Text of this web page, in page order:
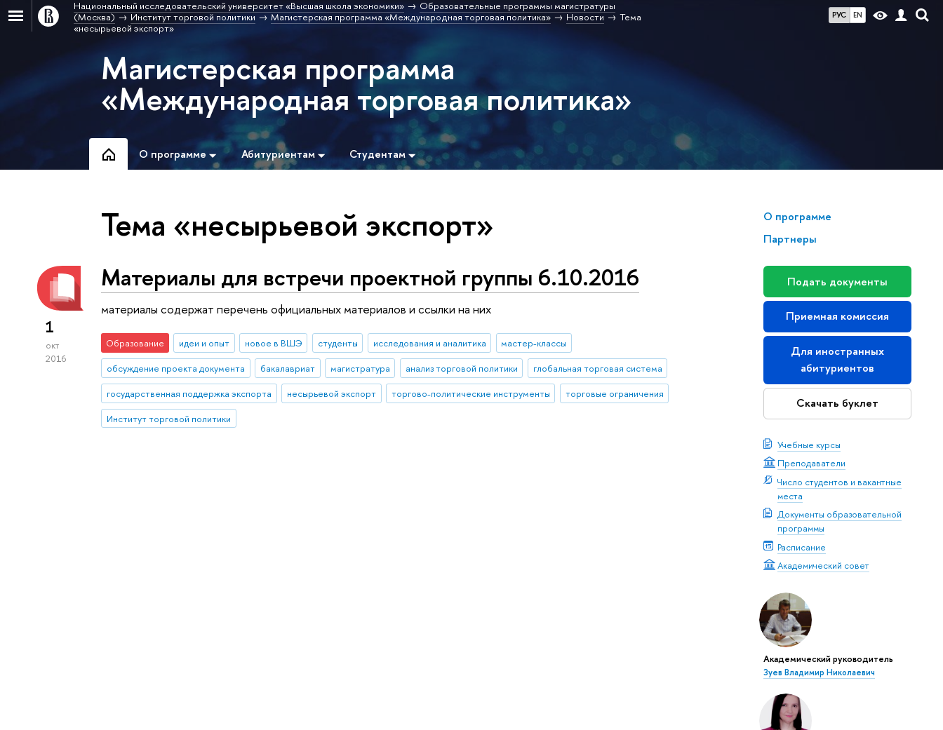
РУС EN
Национальный исследовательский университет «Высшая школа экономики»
Образовательные программы магистратуры
(Москва)
Институт торговой политики Магистерская программа «Международная торговая политика» Новости
Тема
«несырьевой экспорт»
Магистерская программа
«Международная торговая политика»
О программе Абитуриентам Студентам
О программе
Партнеры
Подать документы
Приемная комиссия
Для иностранных
абитуриентов
Скачать буклет
Учебные курсы
Преподаватели
Число студентов и вакантные
места
Документы образовательной
программы
Расписание
Академический совет
Академический руководитель
Зуев Владимир Николаевич
Тема «несырьевой экспорт»
1
окт
2016
Материалы для встречи проектной группы 6.10.2016
материалы содержат перечень официальных материалов и ссылки на них
Образование идеи и опыт новое в ВШЭ студенты исследования и аналитика
мастер-классы
обсуждение проекта документа
бакалавриат магистратура анализ торговой политики
глобальная торговая система
государственная поддержка экспорта
несырьевой экспорт торгово-политические инструменты
торговые ограничения
Институт торговой политики